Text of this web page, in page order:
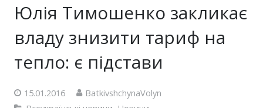
Юлія Тимошенко закликає
владу знизити тариф на
тепло: є підстави
15.01.2016
BatkivshchynaVolyn